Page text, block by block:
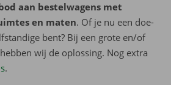
aan bestelwagens met
en maten. Of je nu een doe-
bent? Bij een grote en/of
wij de oplossing. Nog extra
.